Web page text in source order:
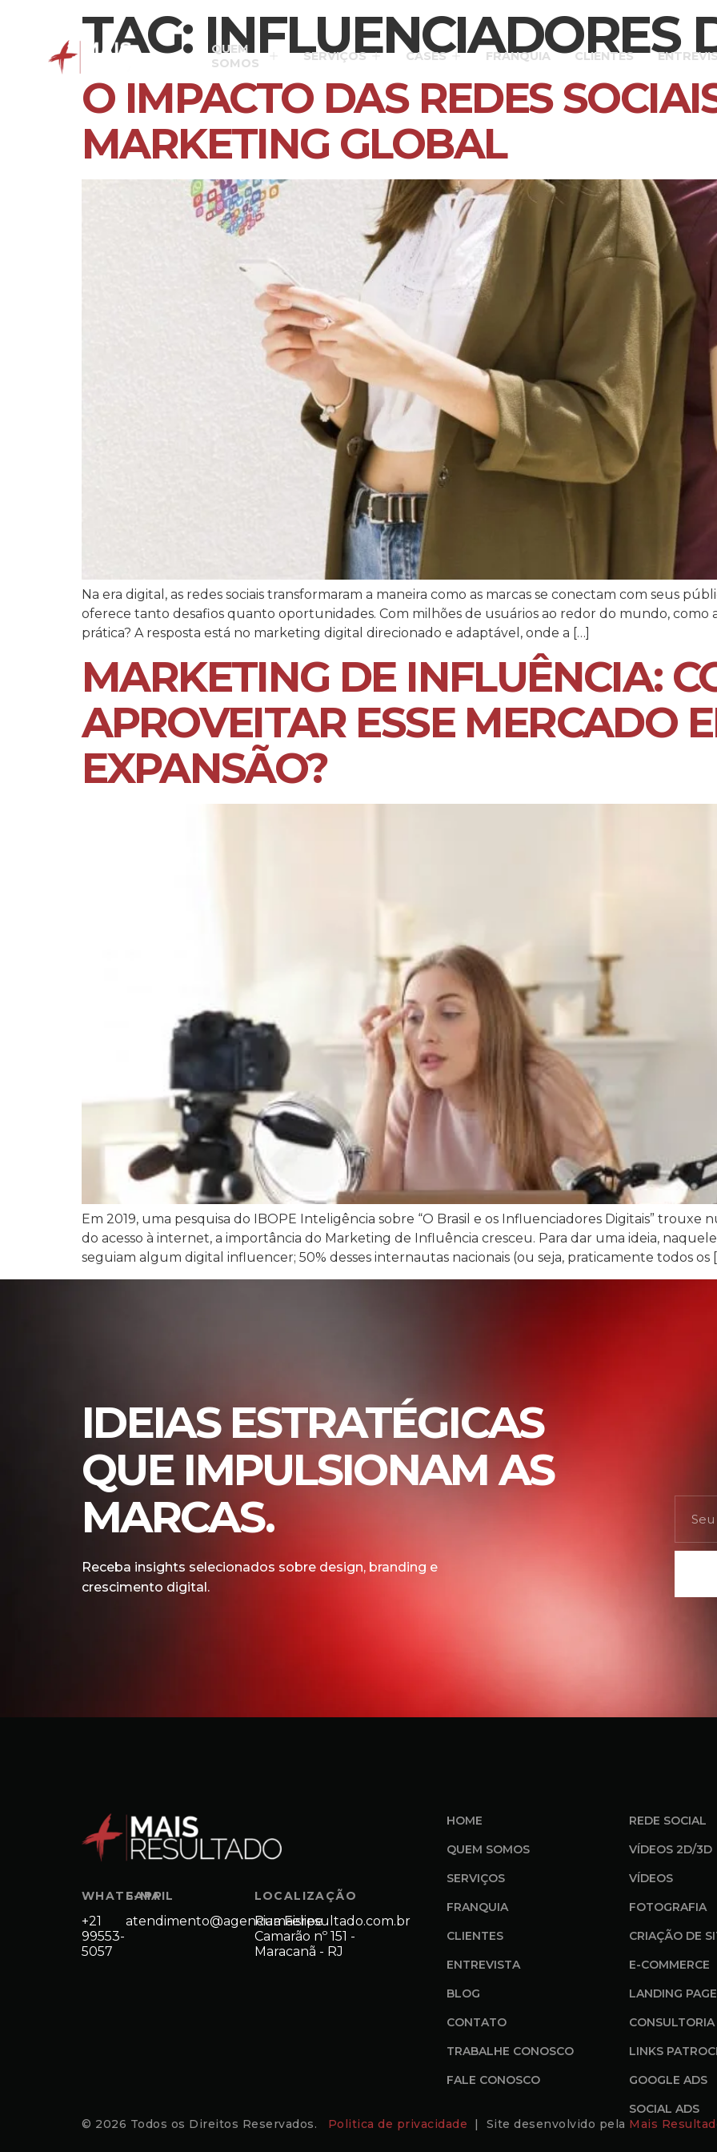
QUEM
SOMOS
SERVIÇOS CASES FRANQUIA CLIENTES
TAG: INFLUENCIADORES
O IMPACTO DAS REDES
MARKETING GLOBAL
Na era digital, as redes sociais transformaram a maneira como as marcas se conectam com seus
oferece tanto desafios quanto oportunidades. Com milhões de usuários ao redor do mundo, como
prática? A resposta está no marketing digital direcionado e adaptável, onde a […]
MARKETING DE INFLUÊNCIA:
APROVEITAR ESSE MERCADO
EXPANSÃO?
Em 2019, uma pesquisa do IBOPE Inteligência sobre “O Brasil e os Influenciadores Digitais” trouxe
do acesso à internet, a importância do Marketing de Influência cresceu. Para dar uma ideia,
seguiam algum digital influencer; 50% desses internautas nacionais (ou seja, praticamente todos os
IDEIAS ESTRATÉGICAS
QUE IMPULSIONAM AS
MARCAS.
Receba insights selecionados sobre design, branding e
crescimento digital.
WHATSAPP
+21
99553-
5057
E-MAIL
atendimento@agenciamaisresultado.com.br
LOCALIZAÇÃO
Rua Felipe
Camarão nº 151 -
Maracanã - RJ
HOME
QUEM SOMOS
SERVIÇOS
FRANQUIA
CLIENTES
ENTREVISTA
BLOG
CONTATO
TRABALHE CONOSCO
FALE CONOSCO
REDE SOCIAL
VÍDEOS 2D/3D
VÍDEOS
FOTOGRAFIA
CRIAÇÃO DE
E-COMMERCE
LANDING PAGE
LINKS
GOOGLE ADS
SOCIAL ADS
© 2026 Todos os Direitos Reservados. Politica de privacidade | Site desenvolvido pela Mais